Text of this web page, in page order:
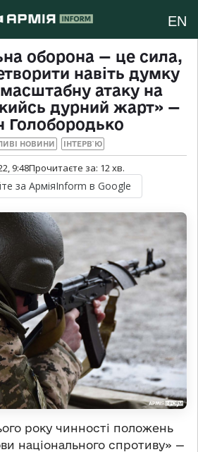
EN
оборона — це сила,
навіть думку
атаку на
дурний жарт» —
Голобородько
НОВИНИ ІНТЕРВ`Ю
9:48Прочитаєте за: 12хв.
за АрміяInform в Google
року чинності положень
національного спротиву» —